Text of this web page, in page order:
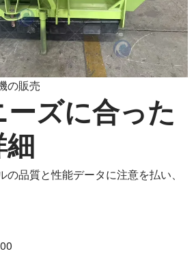
の販売
ズに合った
品質と性能データに注意を払い、